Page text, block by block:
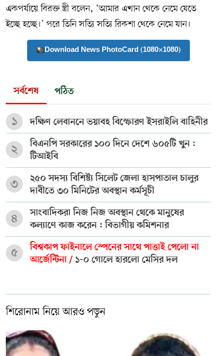
একপর্যায়ে বিরক্ত স্ত্রী বলেন, ‘আমার এখান থেকে নেমে যেতে
ইচ্ছে হচ্ছে।’ পরে তিনি সত্যি সত্যি রিকশা থেকে নেমে যান।
Download News PhotoCard (1080×1080)
সর্বশেষ পঠিত
১ দক্ষিণ লেবাননে ভয়াবহ বিস্ফোরণ ইসরাইলি বাহিনীর
২
বিএনপি সরকারের ১০০ দিনে দেশে ৬০৫টি খুন :
টিআইবি
৩
২৫০ সদস্য বিশিষ্ট্য সিলেট জেলা হাসপাতাল চালুর
দাবীতে ৩০ মিনিটের অবস্থান কর্মসূচী
৪
সাংবাদিকরা নিজ নিজ অবস্থান থেকে মানুষের
কল্যাণে কাজ করেন : বিভাগীয় কমিশনার
৫
বিশ্বকাপ ফাইনালে স্পেনের সাথে পাত্তাই পেলো না
আর্জেন্টিনা / ১-০ গোলে হারলো মেসির দল
শিরোনাম নিয়ে আরও পড়ুন